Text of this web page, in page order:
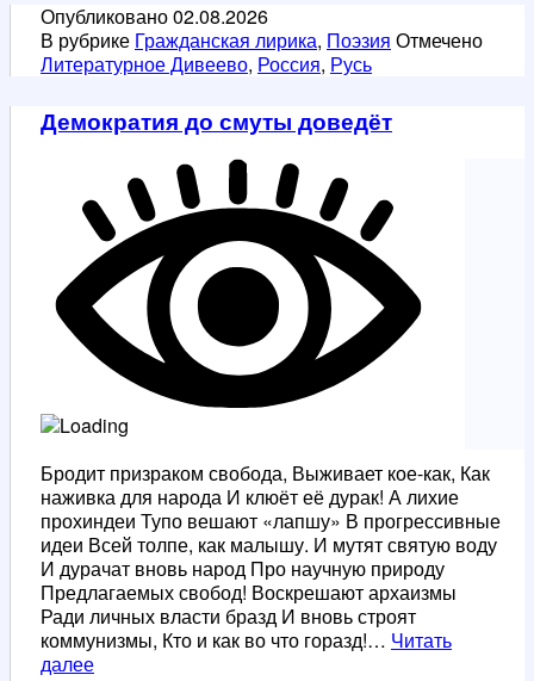
Опубликовано02.08.2026
В рубрике Гражданская лирика, Поэзия Отмечено
Литературное Дивеево, Россия, Русь
Демократия до смуты доведёт
Бродит призраком свобода, Выживает кое-как, Как
наживка для народа И клюёт её дурак! А лихие
прохиндеи Тупо вешают «лапшу» В прогрессивные
идеи Всей толпе, как малышу. И мутят святую воду
И дурачат вновь народ Про научную природу
Предлагаемых свобод! Воскрешают архаизмы
Ради личных власти бразд И вновь строят
коммунизмы, Кто и как во что горазд!… Читать
далееДемократия